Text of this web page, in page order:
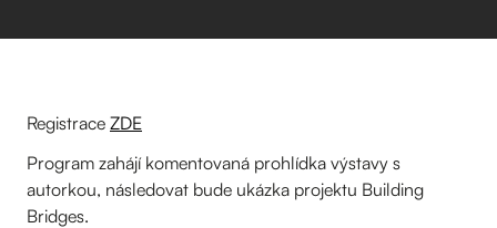
Registrace ZDE
Program zahájí komentovaná prohlídka výstavy s
autorkou, následovat bude ukázka projektu Building
Bridges.